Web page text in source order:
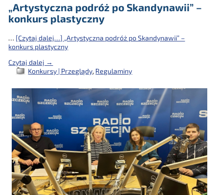
„Artystyczna podróż po Skandynawii” –
konkurs plastyczny
… [Czytaj dalej…] „Artystyczna podróż po Skandynawii” –
konkurs plastyczny
Czytaj dalej →
Konkursy | Przeglądy, Regulaminy